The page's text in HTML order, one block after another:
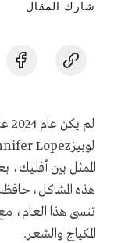
شارك المقال
هذه المشاكل،
تنسى هذا العام،
المكياج والشعر.